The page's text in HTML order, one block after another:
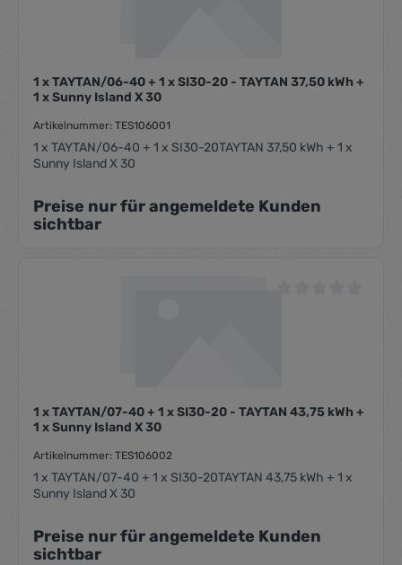
1 x TAYTAN/06-40 + 1 x SI30-20 - TAYTAN 37,50 kWh +
1 x Sunny Island X 30
Artikelnummer: TES106001
1 x TAYTAN/06-40 + 1 x SI30-20TAYTAN 37,50 kWh + 1 x
Sunny Island X 30
Preise nur für angemeldete Kunden
sichtbar
1 x TAYTAN/07-40 + 1 x SI30-20 - TAYTAN 43,75 kWh +
1 x Sunny Island X 30
Artikelnummer: TES106002
1 x TAYTAN/07-40 + 1 x SI30-20TAYTAN 43,75 kWh + 1 x
Sunny Island X 30
Preise nur für angemeldete Kunden
sichtbar